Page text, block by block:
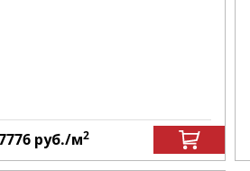
руб./м2